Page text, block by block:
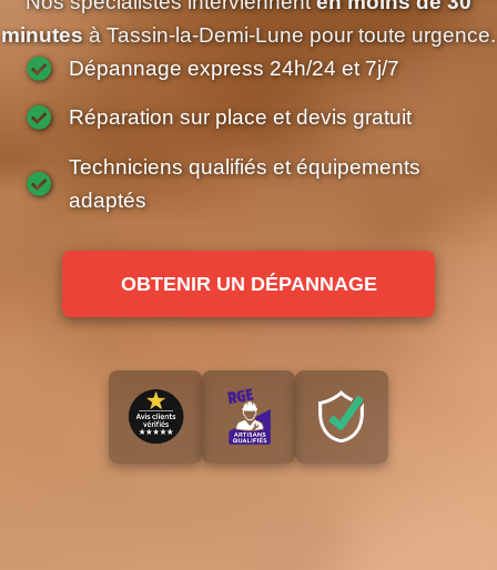
minutesà Tassin-la-Demi-Lune pour toute urgence.
Dépannage express 24h/24 et 7j/7
Réparation sur place et devis gratuit
Techniciens qualifiés et équipements
adaptés
OBTENIR UN DÉPANNAGE